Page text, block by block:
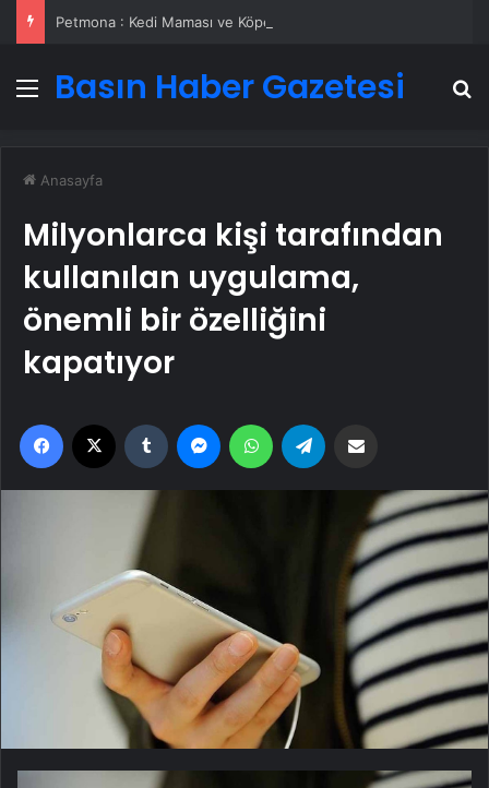
Menü
Basın Haber Gazetesi
Anasayfa
Milyonlarca kişi tarafından
kullanılan uygulama,
önemli bir özelliğini
kapatıyor
Facebook Tumblr MessengerWhatsApp